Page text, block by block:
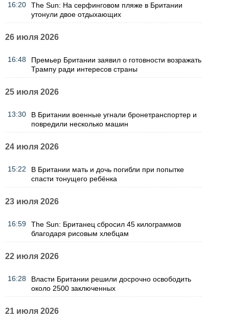
16:20
The Sun: На серфинговом пляже в Британии
утонули двое отдыхающих
26 июля 2026
16:48
Премьер Британии заявил о готовности возражать
Трампу ради интересов страны
25 июля 2026
13:30
В Британии военные угнали бронетранспортер и
повредили несколько машин
24 июля 2026
15:22
В Британии мать и дочь погибли при попытке
спасти тонущего ребёнка
23 июля 2026
16:59
The Sun: Британец сбросил 45 килограммов
благодаря рисовым хлебцам
22 июля 2026
16:28
Власти Британии решили досрочно освободить
около 2500 заключенных
21 июля 2026